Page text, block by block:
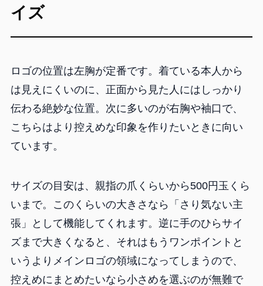
イズ
ロゴの位置は左胸が定番です。着ている本人から
は見えにくいのに、正面から見た人にはしっかり
伝わる絶妙な位置。次に多いのが右胸や袖口で、
こちらはより控えめな印象を作りたいときに向い
ています。
サイズの目安は、親指の爪くらいから500円玉くら
いまで。このくらいの大きさなら「さり気ない主
張」として機能してくれます。逆に手のひらサイ
ズまで大きくなると、それはもうワンポイントと
いうよりメインロゴの領域になってしまうので、
控えめにまとめたいなら小さめを選ぶのが無難で